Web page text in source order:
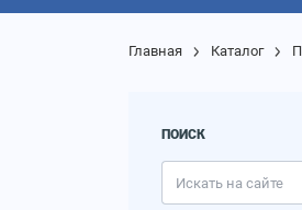
Главная Каталог
ПОИСК